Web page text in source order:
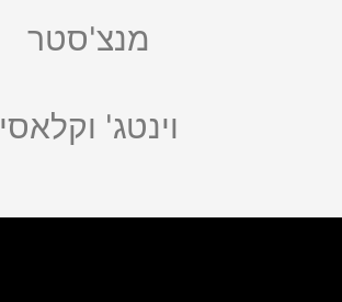
מנצ'סטר
וינטג' וקלאסי